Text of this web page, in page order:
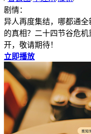
剧情：
异人再度集结，哪都通
的真相？二十四节谷危
开，敬请期待！
立即播放